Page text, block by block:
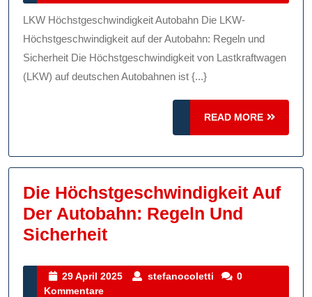
Auf
Der
Autobahn:
Regeln
Und
Sicherheit
2025
LKW Höchstgeschwindigkeit Autobahn Die LKW-
Höchstgeschwindigkeit auf der Autobahn: Regeln und
Sicherheit Die Höchstgeschwindigkeit von Lastkraftwagen
(LKW) auf deutschen Autobahnen ist {...}
READ MORE
READ
MORE
Die Höchstgeschwindigkeit Auf
Der Autobahn: Regeln Und
SicherheitDie
Auf
29 April 2025
29
stefanocoletti stefanocoletti
0
Kommentare